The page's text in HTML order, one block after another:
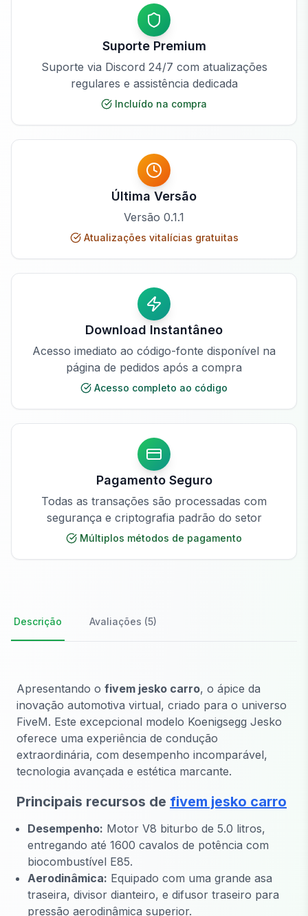
Suporte Premium
Suporte via Discord 24/7 com atualizações
regulares e assistência dedicada
Incluído na compra
Última Versão
Versão 0.1.1
Atualizações vitalícias gratuitas
Download Instantâneo
Acesso imediato ao código-fonte disponível na
página de pedidos após a compra
Acesso completo ao código
Pagamento Seguro
Todas as transações são processadas com
segurança e criptografia padrão do setor
Múltiplos métodos de pagamento
Descrição Avaliações (5)
Apresentando o fivem jesko carro, o ápice da
inovação automotiva virtual, criado para o universo
FiveM. Este excepcional modelo Koenigsegg Jesko
oferece uma experiência de condução
extraordinária, com desempenho incomparável,
tecnologia avançada e estética marcante.
Principais recursos de fivem jesko carro
Desempenho: Motor V8 biturbo de 5.0 litros,
entregando até 1600 cavalos de potência com
biocombustível E85.
Aerodinâmica: Equipado com uma grande asa
traseira, divisor dianteiro, e difusor traseiro para
pressão aerodinâmica superior.